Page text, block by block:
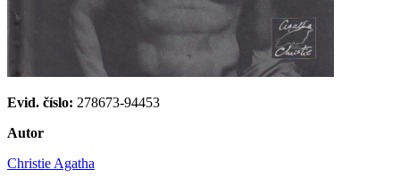
Evid. číslo: 278673-94453
Autor
Christie Agatha